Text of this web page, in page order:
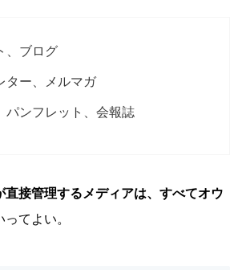
、ブログ
ター、メルマガ
パンフレット、会報誌
直接管理するメディアは、すべてオウ
ってよい。